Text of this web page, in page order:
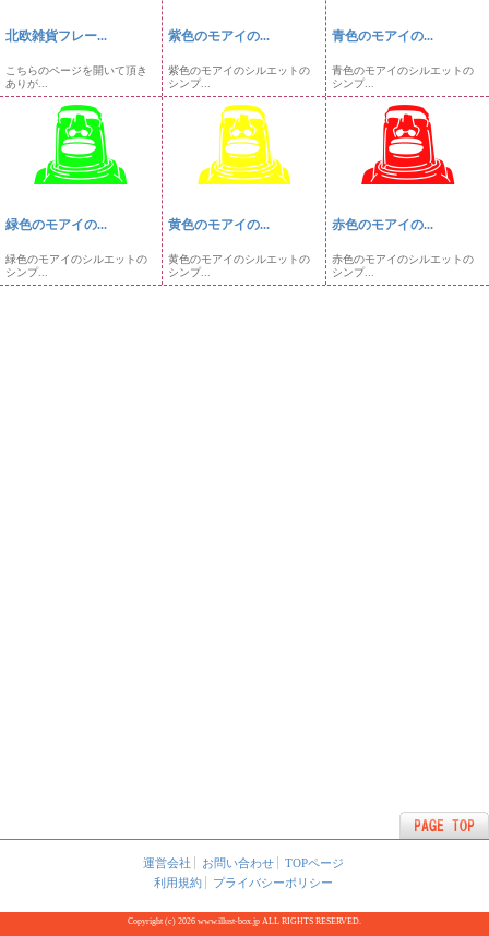
北欧雑貨フレー...
こちらのページを開いて頂き
ありが...
紫色のモアイの...
紫色のモアイのシルエットの
シンプ...
青色のモアイの...
青色のモアイのシルエットの
シンプ...
緑色のモアイの...
緑色のモアイのシルエットの
シンプ...
黄色のモアイの...
黄色のモアイのシルエットの
シンプ...
赤色のモアイの...
赤色のモアイのシルエットの
シンプ...
運営会社 お問い合わせ
TOPページ
利用規約
プライバシーポリシー
Copyright (c) 2026 www.illust-box.jp ALL RIGHTS RESERVED.